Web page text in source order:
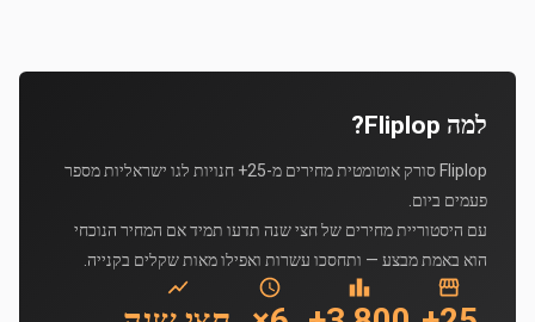
למה Fliplop?
Fliplop סורק אוטומטית מחירים מ-25+ חנויות לגו ישראליות מספר
פעמים ביום.
עם היסטוריית מחירים של חצי שנה תדעו תמיד אם המחיר הנוכחי
הוא באמת מבצע — ותחסכו עשרות ואפילו מאות שקלים בקנייה.